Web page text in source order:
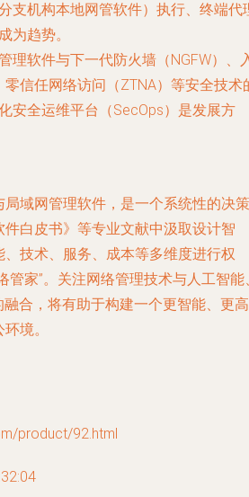
支机构本地网管软件）执行、终端代
为趋势。
理软件与下一代防火墙（NGFW）、
信任网络访问（ZTNA）等安全技术
安全运维平台（SecOps）是发展方
域网管理软件，是一个系统性的决策
白皮书》等专业文献中汲取设计智
技术、服务、成本等多维度进行权
管家”。关注网络管理技术与人工智能
合，将有助于构建一个更智能、更高
境。
product/92.html